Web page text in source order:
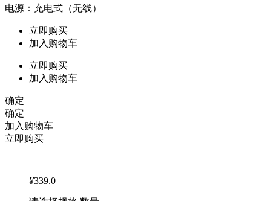
电源：充电式（无线）
立即购买
加入购物车
立即购买
加入购物车
确定
确定
加入购物车
立即购买
¥339.0